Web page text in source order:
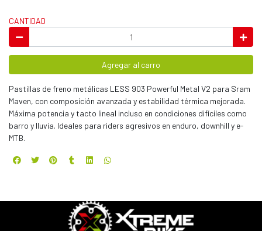
CANTIDAD
Agregar al carro
Pastillas de freno metálicas LESS 903 Powerful Metal V2 para Sram
Maven, con composición avanzada y estabilidad térmica mejorada.
Máxima potencia y tacto lineal incluso en condiciones difíciles como
barro y lluvia. Ideales para riders agresivos en enduro, downhill y e-
MTB.